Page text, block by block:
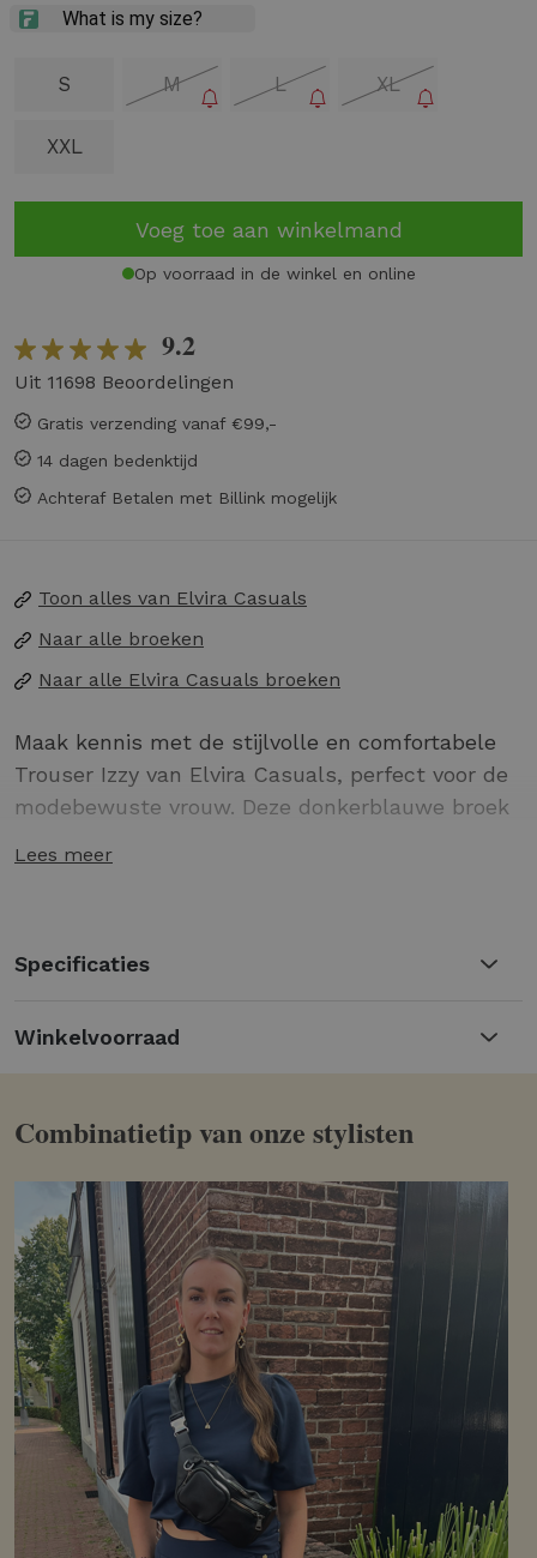
S M L XL
XXL
Voeg toe aan winkelmand
Op voorraad in de winkel en online
9.2
Uit 11698 Beoordelingen
Gratis verzending vanaf €99,-
14 dagen bedenktijd
Achteraf Betalen met Billink mogelijk
Toon alles van Elvira Casuals
Naar alle broeken
Naar alle Elvira Casuals broeken
Maak kennis met de stijlvolle en comfortabele
Trouser Izzy van Elvira Casuals, perfect voor de
modebewuste vrouw. Deze donkerblauwe broek
wintergarderobe.
Diep donkerblauwe kleur voor een tijdloze
gelegenheden
Lees meer
Specificaties
Winkelvoorraad
Combinatietip van onze stylisten